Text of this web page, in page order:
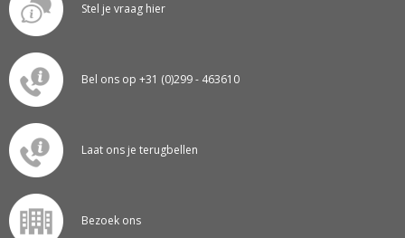
Stel je vraag hier
Bel ons op +31 (0)299 - 463610
Laat ons je terugbellen
Bezoek ons